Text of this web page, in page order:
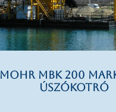
MOHR MBK 200
úszókotró